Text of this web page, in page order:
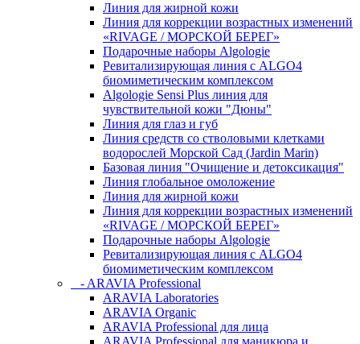
Линия для жирной кожи
Линия для коррекции возрастных изменений
«RIVAGE / МОРСКОЙ БЕРЕГ»
Подарочные наборы Algologie
Ревитализирующая линия с ALGO4
биомиметическим комплексом
Algologie Sensi Plus линия для
чувcтвительной кожи "Дюны"
Линия для глаз и губ
Линия средств со стволовыми клетками
водорослей Морской Сад (Jardin Marin)
Базовая линия "Очищение и детоксикация"
Линия глобальное омоложение
Линия для жирной кожи
Линия для коррекции возрастных изменений
«RIVAGE / МОРСКОЙ БЕРЕГ»
Подарочные наборы Algologie
Ревитализирующая линия с ALGO4
биомиметическим комплексом
- ARAVIA Professional
ARAVIA Laboratories
ARAVIA Organic
ARAVIA Professional для лица
ARAVIA Professional для маникюра и